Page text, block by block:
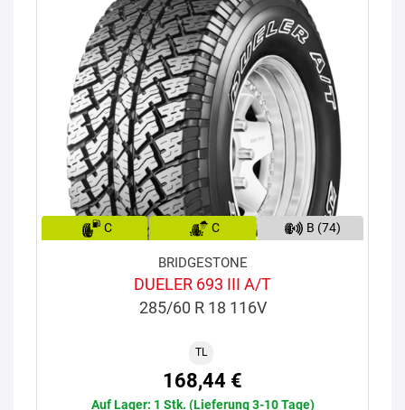
C C B (74)
BRIDGESTONE
DUELER 693 III A/T
285/60 R 18 116V
TL
168,44 €
Auf Lager: 1 Stk. (Lieferung 3-10 Tage)